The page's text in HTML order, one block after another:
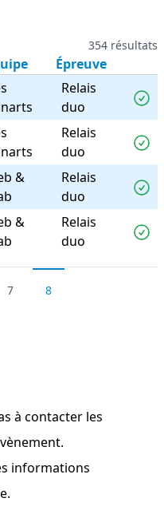
354 résultats
Épreuve
Relais
duo
Relais
duo
&
Relais
duo
&
Relais
duo
7 8
à contacter les
informations